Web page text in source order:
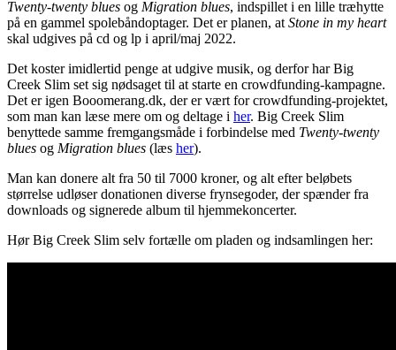
Twenty-twenty blues og Migration blues, indspillet i en lille træhytte
på en gammel spolebåndoptager. Det er planen, at Stone in my heart
skal udgives på cd og lp i april/maj 2022.
Det koster imidlertid penge at udgive musik, og derfor har Big
Creek Slim set sig nødsaget til at starte en crowdfunding-kampagne.
Det er igen Booomerang.dk, der er vært for crowdfunding-projektet,
som man kan læse mere om og deltage i her. Big Creek Slim
benyttede samme fremgangsmåde i forbindelse med Twenty-twenty
blues og Migration blues (læs her).
Man kan donere alt fra 50 til 7000 kroner, og alt efter beløbets
størrelse udløser donationen diverse frynsegoder, der spænder fra
downloads og signerede album til hjemmekoncerter.
Hør Big Creek Slim selv fortælle om pladen og indsamlingen her: